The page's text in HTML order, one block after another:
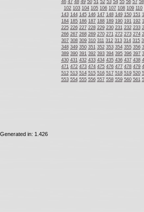
46 47 48 49 50 51 52 53 54 55 56 57 58
102 103 104 105 106 107 108 109 110
143 144 145 146 147 148 149 150 151
184 185 186 187 188 189 190 191 192
225 226 227 228 229 230 231 232 233
266 267 268 269 270 271 272 273 274
307 308 309 310 311 312 313 314 315
348 349 350 351 352 353 354 355 356
389 390 391 392 393 394 395 396 397
430 431 432 433 434 435 436 437 438
471 472 473 474 475 476 477 478 479
512 513 514 515 516 517 518 519 520
553 554 555 556 557 558 559 560 561
Generated in: 1.426